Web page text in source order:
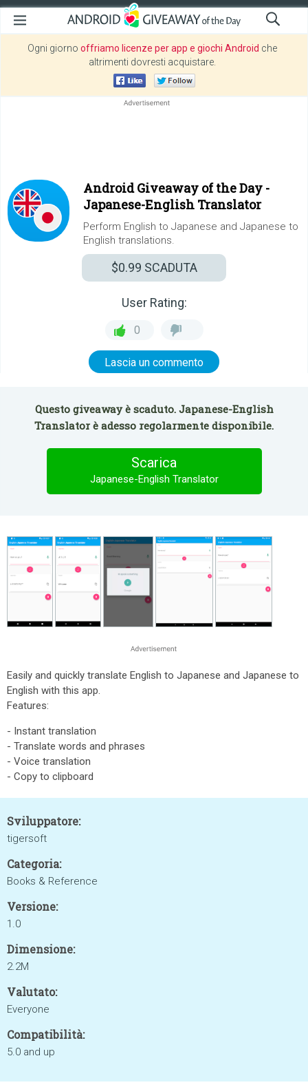
Ogni giorno offriamo licenze per app e giochi Android che
altrimenti dovresti acquistare.
Android Giveaway of the Day -
Japanese-English Translator
Perform English to Japanese and Japanese to
English translations.
$0.99 SCADUTA
User Rating:
0
Lascia un commento
Questo giveaway è scaduto. Japanese-English
Translator è adesso regolarmente disponibile.
Scarica
Japanese-English Translator
Easily and quickly translate English to Japanese and Japanese to
English with this app.
Features:
- Instant translation
- Translate words and phrases
- Voice translation
- Copy to clipboard
Sviluppatore:
tigersoft
Categoria:
Books & Reference
Versione:
1.0
Dimensione:
2.2M
Valutato:
Everyone
Compatibilità:
5.0 and up